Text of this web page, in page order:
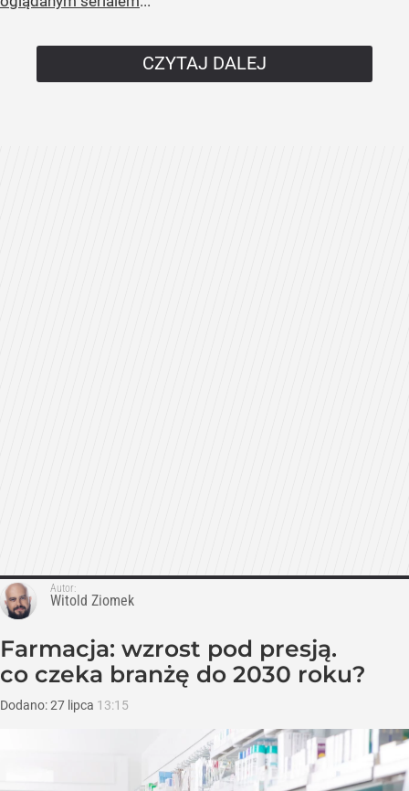
CZYTAJ DALEJ
Autor:
Witold Ziomek
Farmacja: wzrost pod presją.
co czeka branżę do 2030 roku?
Dodano:27 lipca 13:15